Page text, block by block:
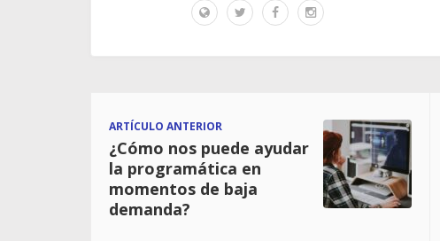
ARTÍCULO ANTERIOR
¿Cómo nos puede ayudar
la programática en
momentos de baja
demanda?